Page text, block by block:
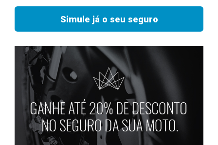
Simule já o seu seguro